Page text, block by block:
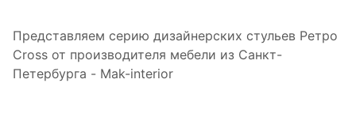
Представляем серию дизайнерских стульев Ретро
Cross от производителя мебели из Санкт-
Петербурга - Mak-interior